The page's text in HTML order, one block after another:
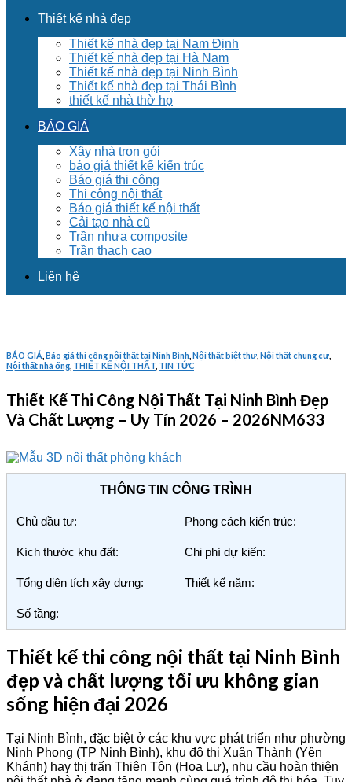
Thiết kế nhà đẹp
Thiết kế nhà đẹp tại Nam Định
Thiết kế nhà đẹp tại Hà Nam
Thiết kế nhà đẹp tại Ninh Bình
Thiết kế nhà đẹp tại Thái Bình
thiết kế nhà thờ họ
BÁO GIÁ
Xây nhà trọn gói
báo giá thiết kế kiến trúc
Báo giá thi công
Thi công nội thất
Báo giá thiết kế nội thất
Cải tạo nhà cũ
Trần nhựa composite
Trần thạch cao
Liên hệ
BÁO GIÁ Báo giá thi công nội thất tại Ninh Bình Nội thất biệt thư Nội thất chung cư
Nội thất nhà ống THIẾT KẾ NỘI THẤT TIN TỨC
Thiết Kế Thi Công Nội Thất Tại Ninh Bình Đẹp
Và Chất Lượng – Uy Tín 2026 – 2026NM633
THÔNG TIN CÔNG TRÌNH
Chủ đầu tư: Phong cách kiến trúc:
Kích thước khu đất: Chi phí dự kiến:
Tổng diện tích xây dựng: Thiết kế năm:
Số tầng:
Thiết kế thi công nội thất tại Ninh Bình
đẹp và chất lượng tối ưu không gian
sống hiện đại 2026
Tại Ninh Bình, đặc biệt ở các khu vực phát triển như phường
Ninh Phong (TP Ninh Bình), khu đô thị Xuân Thành (Yên
Khánh) hay thị trấn Thiên Tôn (Hoa Lư), nhu cầu hoàn thiện